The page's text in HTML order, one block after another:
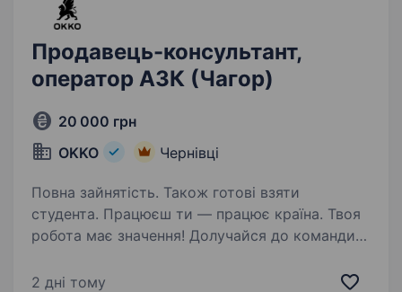
Продавець-консультант,
оператор АЗК (Чагор)
20 000 грн
OKKO
Чернівці
Повна зайнятість. Також готові взяти
студента. Працюєш ти — працює країна. Твоя
робота має значення! Долучайся до команди
разом! Шукаємо ПРОДАВЦЯ-КАСИРА
2 дні тому